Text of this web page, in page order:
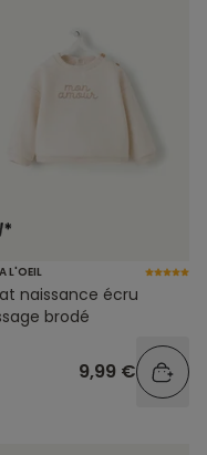
L'OEIL
naissance écru
brodé
9,99 €